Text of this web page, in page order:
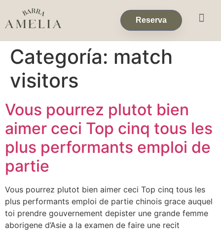
Reserva
Categoría: match
visitors
Vous pourrez plutot bien
aimer ceci Top cinq tous les
plus performants emploi de
partie
Vous pourrez plutot bien aimer ceci Top cinq tous les
plus performants emploi de partie chinois grace auquel
toi prendre gouvernement depister une grande femme
aborigene d’Asie a la examen de faire une recit